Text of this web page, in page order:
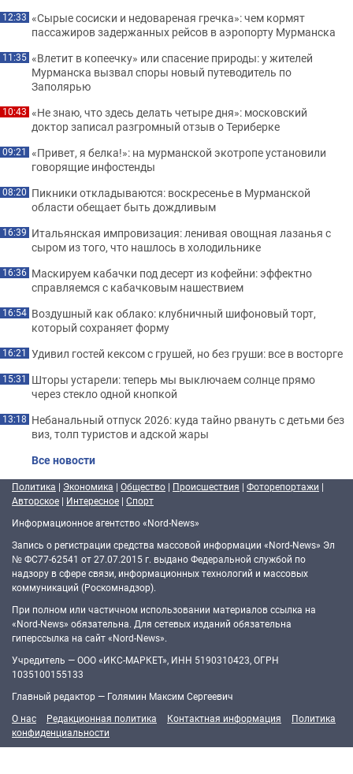
12:33 «Сырые сосиски и недовареная гречка»: чем кормят
пассажиров задержанных рейсов в аэропорту Мурманска
11:35 «Влетит в копеечку» или спасение природы: у жителей
Мурманска вызвал споры новый путеводитель по
Заполярью
10:43 «Не знаю, что здесь делать четыре дня»: московский
доктор записал разгромный отзыв о Териберке
09:21 «Привет, я белка!»: на мурманской экотропе установили
говорящие инфостенды
08:20 Пикники откладываются: воскресенье в Мурманской
области обещает быть дождливым
16:39 Итальянская импровизация: ленивая овощная лазанья с
сыром из того, что нашлось в холодильнике
16:36 Маскируем кабачки под десерт из кофейни: эффектно
справляемся с кабачковым нашествием
16:54 Воздушный как облако: клубничный шифоновый торт,
который сохраняет форму
16:21 Удивил гостей кексом с грушей, но без груши: все в восторге
15:31 Шторы устарели: теперь мы выключаем солнце прямо
через стекло одной кнопкой
13:18 Небанальный отпуск 2026: куда тайно рвануть с детьми без
виз, толп туристов и адской жары
Все новости
Политика | Экономика | Общество | Происшествия | Фоторепортажи |
Авторское | Интересное | Спорт
Информационное агентство «Nord-News»
Запись о регистрации средства массовой информации «Nord-News» Эл
№ ФС77-62541 от 27.07.2015 г. выдано Федеральной службой по
надзору в сфере связи, информационных технологий и массовых
коммуникаций (Роскомнадзор).
При полном или частичном использовании материалов ссылка на
«Nord-News» обязательна. Для сетевых изданий обязательна
гиперссылка на сайт «Nord-News».
Учредитель — ООО «ИКС-МАРКЕТ», ИНН 5190310423, ОГРН
1035100155133
Главный редактор — Голямин Максим Сергеевич
О нас
Редакционная политика Контактная информация
Политика
конфиденциальности